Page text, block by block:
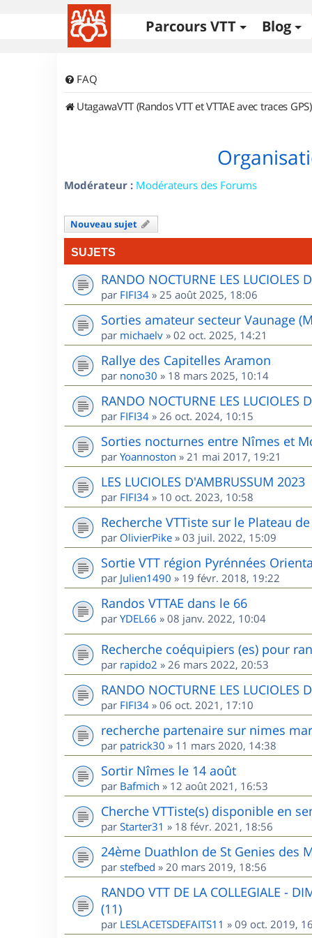
Parcours VTT Blog
FAQ
UtagawaVTT (Randos VTT et VTTAE avec traces GPS)
Modérateur : Modérateurs des Forums
Nouveau sujet
SUJETS
RANDO NOCTURNE LES LUCIOLES
par FIFI34 » 25 août 2025, 18:06
Sorties amateur secteur Vaunage
par michaelv » 02 oct. 2025, 14:21
Rallye des Capitelles Aramon
par nono30 » 18 mars 2025, 10:14
RANDO NOCTURNE LES LUCIOLES
par FIFI34 » 26 oct. 2024, 10:15
Sorties nocturnes entre Nîmes et
par Yoannoston » 21 mai 2017, 19:21
LES LUCIOLES D'AMBRUSSUM 2023
par FIFI34 » 10 oct. 2023, 10:58
Recherche VTTiste sur le Plateau
par OlivierPike » 03 juil. 2022, 15:09
Sortie VTT région Pyrénnées
par Julien1490 » 19 févr. 2018, 19:22
Randos VTTAE dans le 66
par YDEL66 » 08 janv. 2022, 10:04
Recherche coéquipiers (es) pour
par rapido2 » 26 mars 2022, 20:53
RANDO NOCTURNE LES LUCIOLES
par FIFI34 » 06 oct. 2021, 17:10
recherche partenaire sur nimes
par patrick30 » 11 mars 2020, 14:38
Sortir Nîmes le 14 août
par Bafmich » 12 août 2021, 16:53
Cherche VTTiste(s) disponible en
par Starter31 » 18 févr. 2021, 18:56
24ème Duathlon de St Genies des
par stefbed » 20 mars 2019, 18:56
RANDO VTT DE LA COLLEGIALE -
(11)
par LESLACETSDEFAITS11 » 09 oct. 2019,